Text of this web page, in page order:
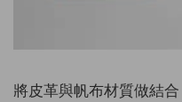
將皮革與帆布材質做結